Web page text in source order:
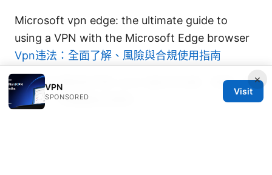
Microsoft vpn edge: the ultimate guide to
using a VPN with the Microsoft Edge browser
Vpn违法：全面了解、風險與合規使用指南
台北故宮博物院門票 2026 最新全攻略：票價、購
買方式、參觀重點全解析
×
VPN
SPONSORED
Visit